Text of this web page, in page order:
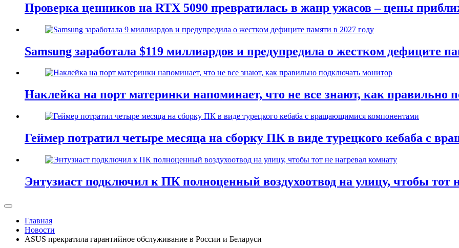
Проверка ценников на RTX 5090 превратилась в жанр ужасов – цены
Samsung заработала $119 миллиардов и предупредила о жестком дефиците
Наклейка на порт материнки напоминает, что не все знают, как правильно
Геймер потратил четыре месяца на сборку ПК в виде турецкого кебаба с
Энтузиаст подключил к ПК полноценный воздухоотвод на улицу, чтобы тот
Главная
Новости
ASUS прекратила гарантийное обслуживание в России и Беларуси